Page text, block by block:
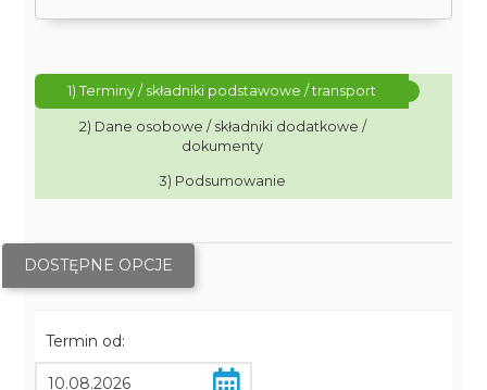
1) Terminy / składniki podstawowe / transport
2) Dane osobowe / składniki dodatkowe /
dokumenty
3) Podsumowanie
DOSTĘPNE OPCJE
Termin od: